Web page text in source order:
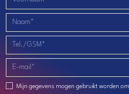
Mijn gegevens mogen gebruikt worden